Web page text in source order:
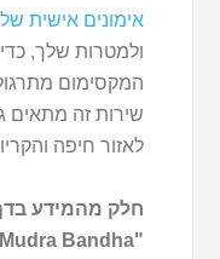
אימונים אישית של
ולמטרות שלך,
המקסימום
שירות זה מתאים
לאזור חיפה
חלק מהמידע